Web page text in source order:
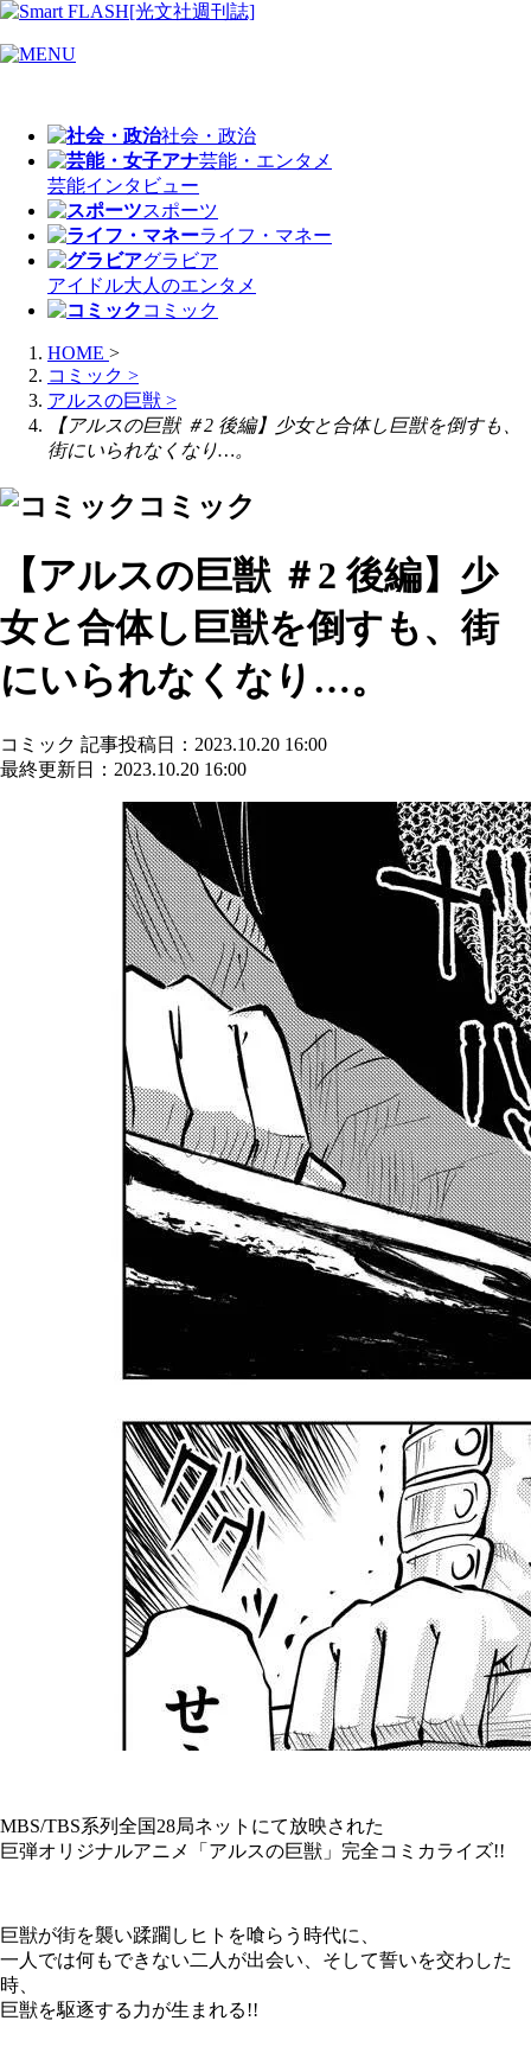
社会・政治
芸能・エンタメ
芸能インタビュー
スポーツ
ライフ・マネー
グラビア
アイドル大人のエンタメ
コミック
HOME >
コミック >
アルスの巨獣 >
【アルスの巨獣 ＃2 後編】少女と合体し巨獣を倒すも、
街にいられなくなり…。
コミック
【アルスの巨獣 ＃2 後編】少
女と合体し巨獣を倒すも、街
にいられなくなり…。
コミック 記事投稿日：2023.10.20 16:00
最終更新日：2023.10.20 16:00
MBS/TBS系列全国28局ネットにて放映された
巨弾オリジナルアニメ「アルスの巨獣」完全コミカライズ!!
巨獣が街を襲い蹂躙しヒトを喰らう時代に、
一人では何もできない二人が出会い、そして誓いを交わした
時、
巨獣を駆逐する力が生まれる!!